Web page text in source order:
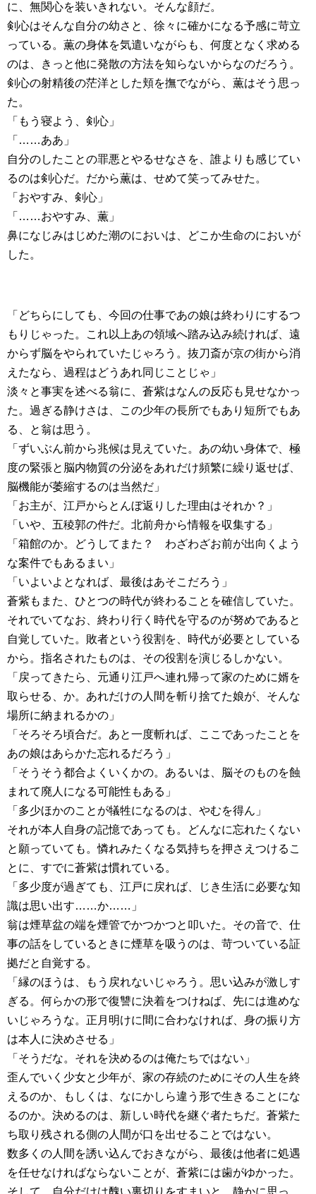
に、無関心を装いきれない。そんな顔だ。
剣心はそんな自分の幼さと、徐々に確かになる予感に苛立
っている。薫の身体を気遣いながらも、何度となく求める
のは、きっと他に発散の方法を知らないからなのだろう。
剣心の射精後の茫洋とした頬を撫でながら、薫はそう思っ
た。
「もう寝よう、剣心」
「……ああ」
自分のしたことの罪悪とやるせなさを、誰よりも感じてい
るのは剣心だ。だから薫は、せめて笑ってみせた。
「おやすみ、剣心」
「……おやすみ、薫」
鼻になじみはじめた潮のにおいは、どこか生命のにおいが
した。
「どちらにしても、今回の仕事であの娘は終わりにするつ
もりじゃった。これ以上あの領域へ踏み込み続ければ、遠
からず脳をやられていたじゃろう。抜刀斎が京の街から消
えたなら、過程はどうあれ同じことじゃ」
淡々と事実を述べる翁に、蒼紫はなんの反応も見せなかっ
た。過ぎる静けさは、この少年の長所でもあり短所でもあ
る、と翁は思う。
「ずいぶん前から兆候は見えていた。あの幼い身体で、極
度の緊張と脳内物質の分泌をあれだけ頻繁に繰り返せば、
脳機能が萎縮するのは当然だ」
「お主が、江戸からとんぼ返りした理由はそれか？」
「いや、五稜郭の件だ。北前舟から情報を収集する」
「箱館のか。どうしてまた？ わざわざお前が出向くよう
な案件でもあるまい」
「いよいよとなれば、最後はあそこだろう」
蒼紫もまた、ひとつの時代が終わることを確信していた。
それでいてなお、終わり行く時代を守るのが努めであると
自覚していた。敗者という役割を、時代が必要としている
から。指名されたものは、その役割を演じるしかない。
「戻ってきたら、元通り江戸へ連れ帰って家のために婿を
取らせる、か。あれだけの人間を斬り捨てた娘が、そんな
場所に納まれるかの」
「そろそろ頃合だ。あと一度斬れば、ここであったことを
あの娘はあらかた忘れるだろう」
「そうそう都合よくいくかの。あるいは、脳そのものを蝕
まれて廃人になる可能性もある」
「多少ほかのことが犠牲になるのは、やむを得ん」
それが本人自身の記憶であっても。どんなに忘れたくない
と願っていても。憐れみたくなる気持ちを押さえつけるこ
とに、すでに蒼紫は慣れている。
「多少度が過ぎても、江戸に戻れば、じき生活に必要な知
識は思い出す……か……」
翁は煙草盆の端を煙管でかつかつと叩いた。その音で、仕
事の話をしているときに煙草を吸うのは、苛ついている証
拠だと自覚する。
「縁のほうは、もう戻れないじゃろう。思い込みが激しす
ぎる。何らかの形で復讐に決着をつけねば、先には進めな
いじゃろうな。正月明けに間に合わなければ、身の振り方
は本人に決めさせる」
「そうだな。それを決めるのは俺たちではない」
歪んでいく少女と少年が、家の存続のためにその人生を終
えるのか、もしくは、なにかしら違う形で生きることにな
るのか。決めるのは、新しい時代を継ぐ者たちだ。蒼紫た
ち取り残される側の人間が口を出せることではない。
数多くの人間を誘い込んでおきながら、最後は他者に処遇
を任せなければならないことが、蒼紫には歯がゆかった。
そして、自分だけは醜い裏切りをすまいと、静かに思っ